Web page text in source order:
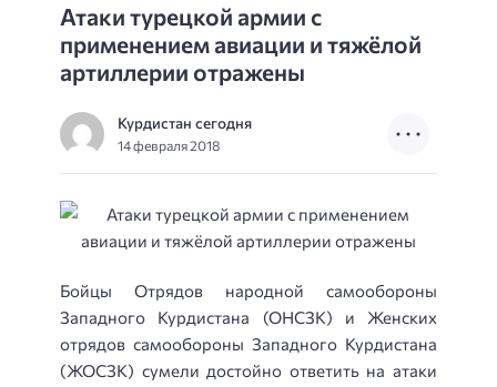
Атаки турецкой армии с
применением авиации и тяжёлой
артиллерии отражены
Курдистан сегодня
14 февраля 2018
Бойцы Отрядов народной самообороны
Западного Курдистана (ОНСЗК) и Женских
отрядов самообороны Западного Курдистана
(ЖОСЗК) сумели достойно ответить на атаки